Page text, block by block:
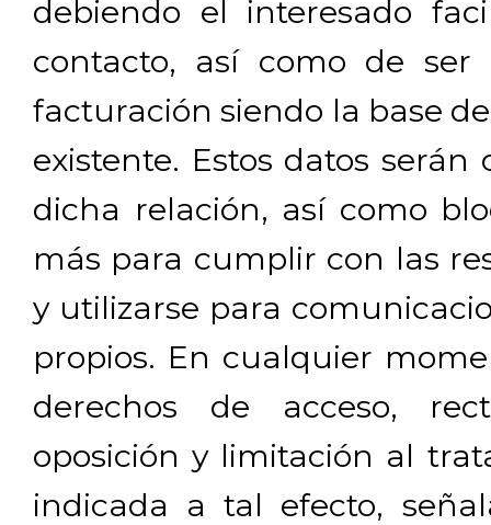
debiendo el interesado
contacto, así como de ser
facturación siendo la base
existente. Estos datos
dicha relación, así como
más para cumplir con las
y utilizarse para
propios. En cualquier
derechos de acceso,
oposición y limitación al
indicada a tal efecto,